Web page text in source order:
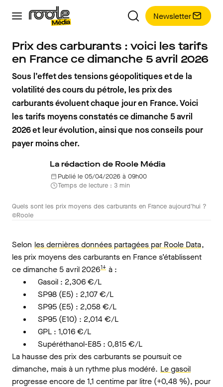
Newsletter
Prix des carburants : voici les tarifs
en France ce dimanche 5 avril 2026
Sous l’effet des tensions géopolitiques et de la
volatilité des cours du pétrole, les prix des
carburants évoluent chaque jour en France. Voici
les tarifs moyens constatés ce dimanche 5 avril
2026 et leur évolution, ainsi que nos conseils pour
payer moins cher.
La rédaction de Roole Média
Publié le 05/04/2026 à 09h00
Temps de lecture : 3 min
Quels sont les prix moyens des carburants en France aujourd'hui ?
©Roole
Selon les dernières données partagées par Roole Data,
les prix moyens des carburants en France s’établissent
ce dimanche 5 avril 20261↓ à :
Gasoil : 2,306 €/L
SP98 (E5) : 2,107 €/L
SP95 (E5) : 2,058 €/L
SP95 (E10) : 2,014 €/L
GPL : 1,016 €/L
Supéréthanol-E85 : 0,815 €/L
La hausse des prix des carburants se poursuit ce
dimanche, mais à un rythme plus modéré. Le gasoil
progresse encore de 1,1 centime par litre (+0,48 %), pour